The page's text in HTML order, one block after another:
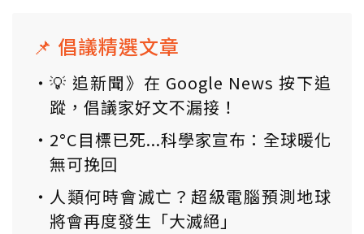
📌 倡議精選文章
💡 追新聞》在 Google News 按下追
蹤，倡議家好文不漏接！
2°C目標已死...科學家宣布：全球暖化
無可挽回
人類何時會滅亡？超級電腦預測地球
將會再度發生「大滅絕」